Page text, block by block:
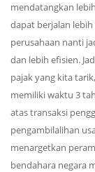
mendatangkan
dapat berjalan
perusahaan nanti
dan lebih efisien.
pajak yang kita
memiliki waktu 3
atas transaksi
pengambilalihan
menargetkan
bendahara negara